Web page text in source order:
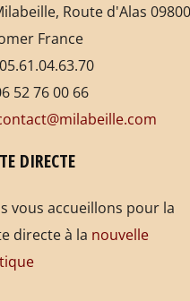
Route d'Alas 09800
France
05.61.04.63.70
52 76 00 66
DIRECTE
vous accueillons pour la
directe à la nouvelle